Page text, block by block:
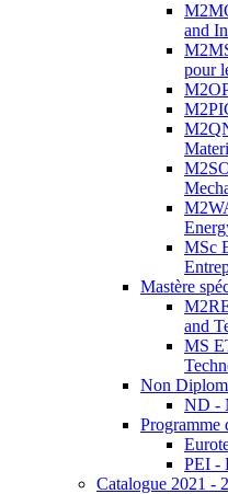
and
pour
MSc
Mastère
and
MS
Non
ND -
Programme
PEI -
Catalogue 2021 -